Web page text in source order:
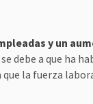
y un
debe a que ha
que la fuerza